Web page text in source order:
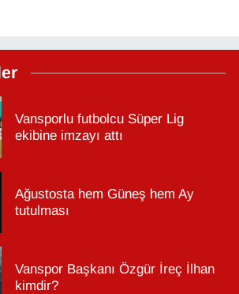
Vansporlu futbolcu Süper Lig
ekibine imzayı attı
Ağustosta hem Güneş hem Ay
tutulması
Vanspor Başkanı Özgür İreç İlhan
kimdir?